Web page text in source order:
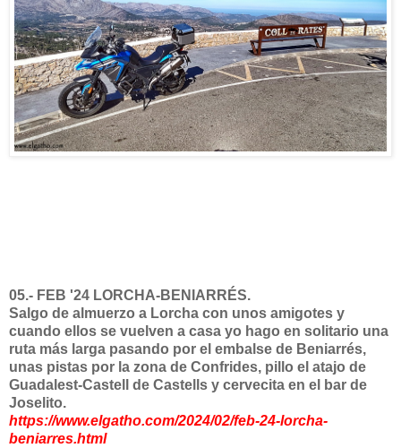
05.- FEB '24 LORCHA-BENIARRÉS.
Salgo de almuerzo a Lorcha con unos amigotes y
cuando ellos se vuelven a casa yo hago en solitario una
ruta más larga pasando por el embalse de Beniarrés,
unas pistas por la zona de Confrides, pillo el atajo de
Guadalest-Castell de Castells y cervecita en el bar de
Joselito.
https://www.elgatho.com/2024/02/feb-24-lorcha-
beniarres.html